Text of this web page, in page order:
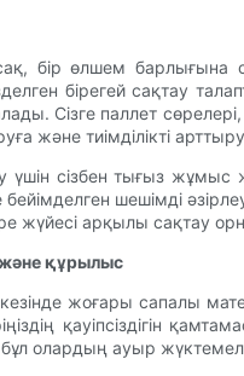
бір өлшем
бірегей сақтау
Сізге паллет
және тиімділікті
үшін сізбен тығыз
бейімделген шешімді
жүйесі арқылы сақтау
құрылыс
жоғары сапалы
қауіпсіздігін
олардың ауыр